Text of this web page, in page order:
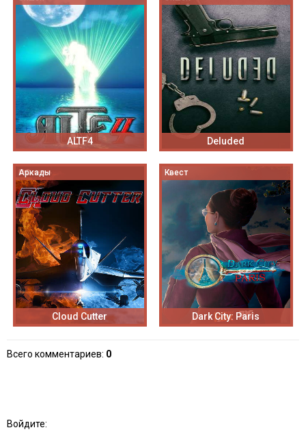
ALTF4 Deluded
Аркады
Cloud Cutter
Квест
Dark City: Paris
Всего комментариев: 0
Войдите: